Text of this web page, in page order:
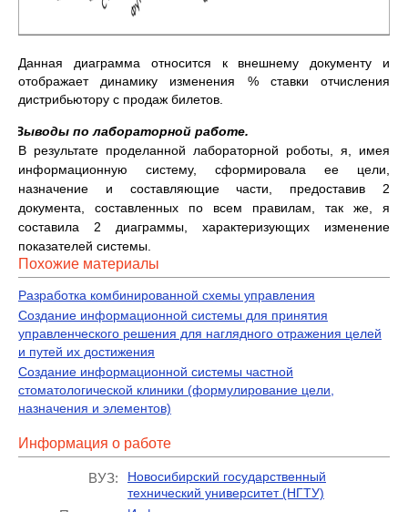
Данная диаграмма относится к внешнему документу и
отображает динамику изменения % ставки отчисления
дистрибьютору с продаж билетов.
Выводы по лабораторной работе.
В результате проделанной лабораторной роботы, я, имея
информационную систему, сформировала ее цели,
назначение и составляющие части, предоставив 2
документа, составленных по всем правилам, так же, я
составила 2 диаграммы, характеризующих изменение
показателей системы.
Похожие материалы
Разработка комбинированной схемы управления
Создание информационной системы для принятия
управленческого решения для наглядного отражения целей
и путей их достижения
Создание информационной системы частной
стоматологической клиники (формулирование цели,
назначения и элементов)
Информация о работе
ВУЗ:
Новосибирский государственный
технический университет (НГТУ)